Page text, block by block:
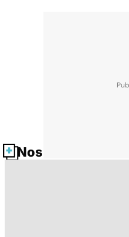
Nos fiches santé